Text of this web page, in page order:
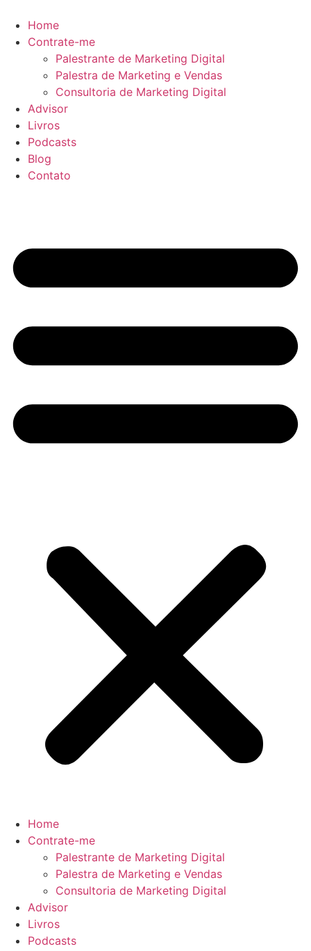
para
conteúdo
Home
Contrate-me
Palestrante de Marketing Digital
Palestra de Marketing e Vendas
Consultoria de Marketing Digital
Advisor
Livros
Podcasts
Blog
Contato
Home
Contrate-me
Palestrante de Marketing Digital
Palestra de Marketing e Vendas
Consultoria de Marketing Digital
Advisor
Livros
Podcasts